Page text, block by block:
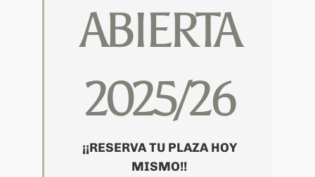
ABIERTA
2025/26
¡¡RESERVA TU PLAZA HOY
MISMO!!